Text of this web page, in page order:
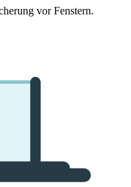
vor Fenstern.